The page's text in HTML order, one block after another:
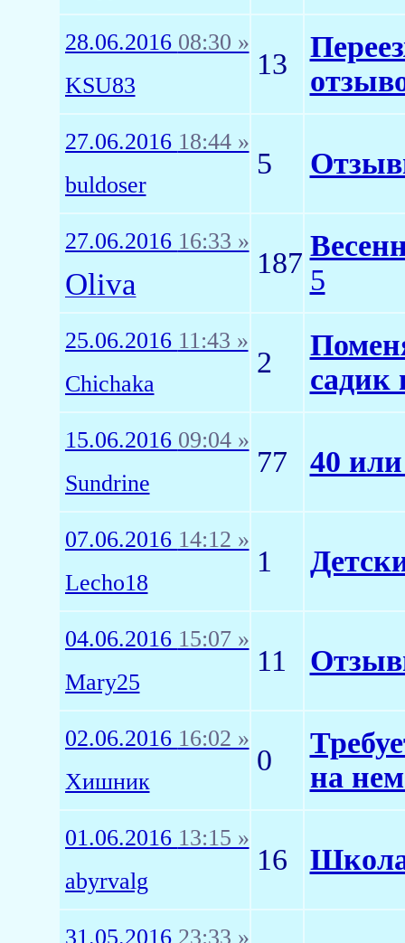
28.06.2016 08:30 »
KSU83
13
27.06.2016 18:44 »
buldoser
5
27.06.2016 16:33 »
Oliva
187
5
25.06.2016 11:43 »
Chichaka
2
садик
15.06.2016 09:04 »
Sundrine
77 40
07.06.2016 14:12 »
Lecho18
1
04.06.2016 15:07 »
Mary25
11
02.06.2016 16:02 »
Хишник
0
на
01.06.2016 13:15 »
abyrvalg
16
31.05.2016 23:33 »